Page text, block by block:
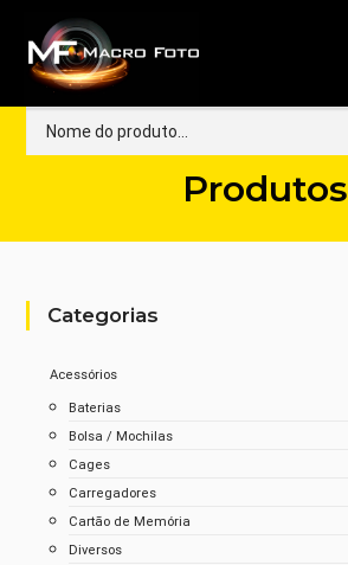
Produtos
Categorias
Acessórios
Baterias
Bolsa / Mochilas
Cages
Carregadores
Cartão de Memória
Diversos